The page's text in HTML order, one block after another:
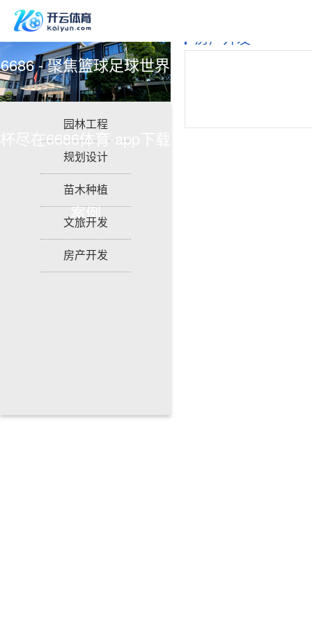
6686 - 聚焦篮球足球世界
杯尽在6686体育-app下载
案例
园林工程
规划设计
苗木种植
文旅开发
房产开发
房产开发